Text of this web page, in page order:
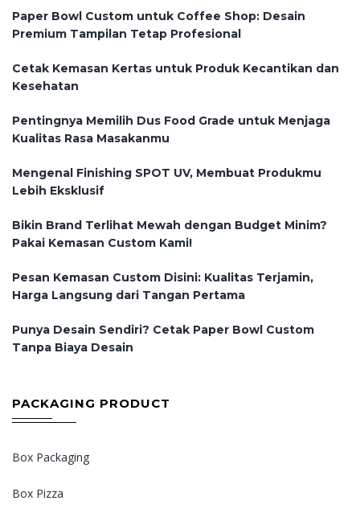
Paper Bowl Custom untuk Coffee Shop: Desain
Premium Tampilan Tetap Profesional
Cetak Kemasan Kertas untuk Produk Kecantikan dan
Kesehatan
Pentingnya Memilih Dus Food Grade untuk Menjaga
Kualitas Rasa Masakanmu
Mengenal Finishing SPOT UV, Membuat Produkmu
Lebih Eksklusif
Bikin Brand Terlihat Mewah dengan Budget Minim?
Pakai Kemasan Custom Kami!
Pesan Kemasan Custom Disini: Kualitas Terjamin,
Harga Langsung dari Tangan Pertama
Punya Desain Sendiri? Cetak Paper Bowl Custom
Tanpa Biaya Desain
PACKAGING PRODUCT
Box Packaging
Box Pizza